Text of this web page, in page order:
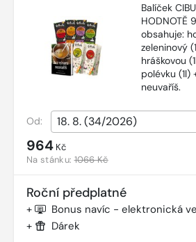
Balíček
HODNOTĚ
obsahuje:
zeleninový
hráškovou
polévku (1l)
neuvaříš.
Od:
964 Kč
Na stánku:1066 Kč
Roční předplatné
+ Bonus navíc - elektronická
+ Dárek